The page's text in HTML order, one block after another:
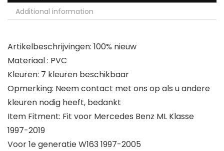
Additional information
Artikelbeschrijvingen: 100% nieuw
Materiaal : PVC
Kleuren: 7 kleuren beschikbaar
Opmerking: Neem contact met ons op als u andere
kleuren nodig heeft, bedankt
Item Fitment: Fit voor Mercedes Benz ML Klasse
1997-2019
Voor 1e generatie W163 1997-2005